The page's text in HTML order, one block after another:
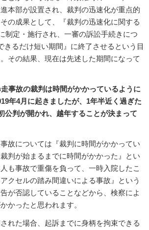
本部が設置され、裁判の迅速化が重点的
の成果として、『裁判の迅速化に関する
制定・施行され、一審の訴訟手続きにつ
きるだけ短い期間』に終了させるという目
その結果、現在は先述した期間になって
事故の裁判は時間がかかっているように
年4月に起きましたが、1年半近く過ぎた
公判が開かれ、越年することが決まって
故については『裁判に時間がかかってい
判が始まるまでに時間がかかった』とい
も事故で重傷を負って、一時入院したこ
クセルの踏み間違いによる事故』という
が否認していることなどから、検察によ
かったと思われます。
れた場合、起訴までに身柄を拘束できる